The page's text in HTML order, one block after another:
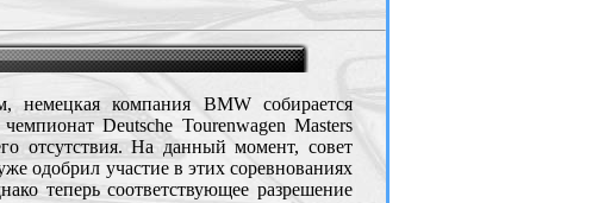
немецкая компания BMW собирается
Deutsche Tourenwagen Masters
отсутствия. На данный момент, совет
одобрил участие в этих соревнованиях
теперь соответствующее разрешение